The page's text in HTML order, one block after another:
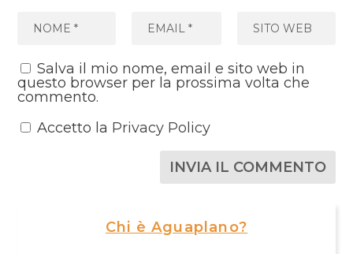
Salva il mio nome, email e sito web in
questo browser per la prossima volta che
commento.
Accetto la Privacy Policy
Chi è Aguaplano?